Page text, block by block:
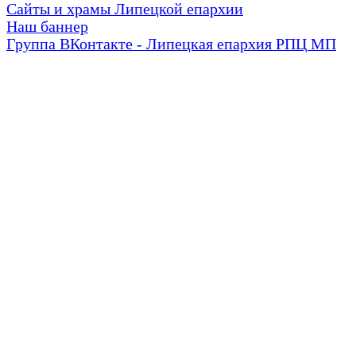
Сайты и храмы Липецкой епархии
Наш баннер
Группа ВКонтакте - Липецкая епархия РПЦ МП